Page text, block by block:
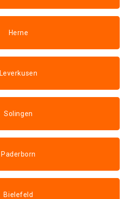
Herne
Leverkusen
Solingen
Paderborn
Bielefeld